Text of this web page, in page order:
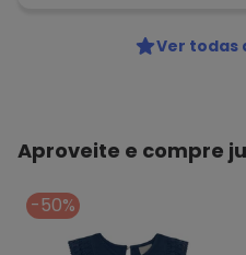
Ver todas
Aproveite e compre
-50%